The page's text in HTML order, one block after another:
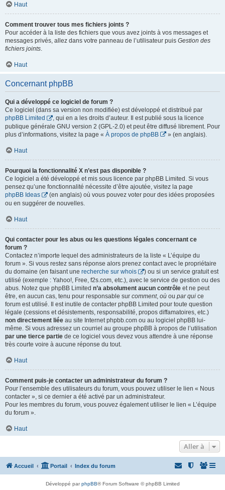
Haut
Comment trouver tous mes fichiers joints ?
Pour accéder à la liste des fichiers que vous avez joints à vos messages et
messages privés, allez dans votre panneau de l’utilisateur puis Gestion des
fichiers joints.
Haut
Concernant phpBB
Qui a développé ce logiciel de forum ?
Ce logiciel (dans sa version non modifiée) est développé et distribué par
phpBB Limited
, qui en a les droits d’auteur. Il est publié sous la licence
publique générale GNU version 2 (GPL-2.0) et peut être diffusé librement. Pour
plus d’informations, visitez la page « À propos de phpBB » (en anglais).
Haut
Pourquoi la fonctionnalité X n’est pas disponible ?
Ce logiciel a été développé et mis sous licence par phpBB Limited. Si vous
pensez qu’une fonctionnalité nécessite d’être ajoutée, visitez la page
phpBB Ideas
(en anglais) où vous pouvez voter pour des idées proposées
ou en suggérer de nouvelles.
Haut
Qui contacter pour les abus ou les questions légales concernant ce
forum ?
Contactez n’importe lequel des administrateurs de la liste « L’équipe du
forum ». Si vous restez sans réponse alors prenez contact avec le propriétaire
du domaine (en faisant une recherche sur whois
) ou si un service gratuit est
utilisé (exemple : Yahoo!, Free, f2s.com, etc.), avec le service de gestion ou des
abus. Notez que phpBB Limited n’a absolument aucun contrôle et ne peut
être, en aucun cas, tenu pour responsable sur comment, où ou par qui ce
forum est utilisé. Il est inutile de contacter phpBB Limited pour toute question
légale (cessions et désistements, responsabilité, propos diffamatoires, etc.)
non directement liée au site Internet phpbb.com ou au logiciel phpBB lui-
même. Si vous adressez un courriel au groupe phpBB à propos de l’utilisation
par une tierce partie de ce logiciel vous devez vous attendre à une réponse
très courte voire à aucune réponse du tout.
Haut
Comment puis-je contacter un administrateur du forum ?
Pour l’ensemble des utilisateurs du forum, vous pouvez utiliser le lien « Nous
contacter », si ce dernier a été activé par un administrateur.
Pour les membres du forum, vous pouvez également utiliser le lien « L’équipe
du forum ».
Haut
Aller à
Accueil Portail Index du forum
Développé parphpBB® Forum Software © phpBB Limited